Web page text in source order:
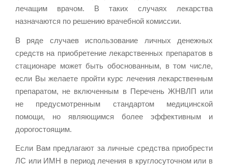
лечащим врачом. В таких случаях лекарства
назначаются по решению врачебной комиссии.
В ряде случаев использование личных денежных
средств на приобретение лекарственных препаратов в
стационаре может быть обоснованным, в том числе,
если Вы желаете пройти курс лечения лекарственным
препаратом, не включенным в Перечень ЖНВЛП или
не предусмотренным стандартом медицинской
помощи, но являющимся более эффективным и
дорогостоящим.
Если Вам предлагают за личные средства приобрести
ЛС или ИМН в период лечения в круглосуточном или в